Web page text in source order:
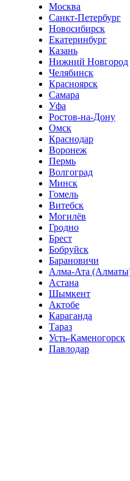
Москва
Санкт-Петербург
Новосибирск
Екатеринбург
Казань
Нижний Новгород
Челябинск
Красноярск
Самара
Уфа
Ростов-на-Дону
Омск
Краснодар
Воронеж
Пермь
Волгоград
Минск
Гомель
Витебск
Могилёв
Гродно
Брест
Бобруйск
Барановичи
Алма-Ата
Астана
Шымкент
Актобе
Караганда
Тараз
Усть-Каменогорск
Павлодар